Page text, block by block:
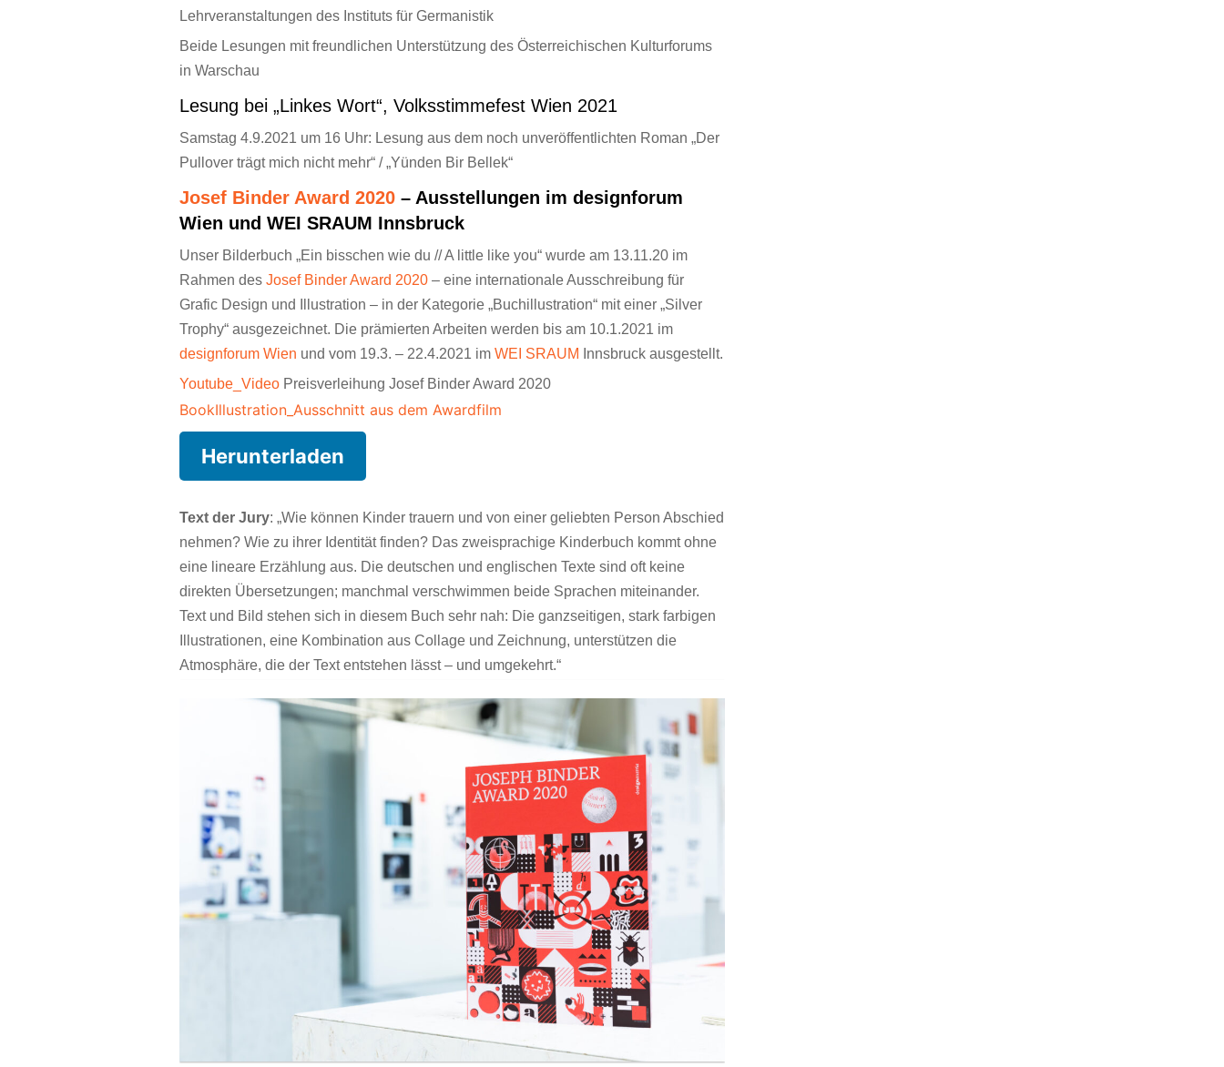
Lehrveranstaltungen des Instituts für Germanistik
Beide Lesungen mit freundlichen Unterstützung des Österreichischen Kulturforums
in Warschau
Lesung bei „Linkes Wort“, Volksstimmefest Wien 2021
Samstag 4.9.2021 um 16 Uhr: Lesung aus dem noch unveröffentlichten Roman „Der
Pullover trägt mich nicht mehr“ / „Yünden Bir Bellek“
Josef Binder Award 2020 – Ausstellungen im designforum
Wien und WEI SRAUM Innsbruck
Unser Bilderbuch „Ein bisschen wie du // A little like you“ wurde am 13.11.20 im
Rahmen des Josef Binder Award 2020 – eine internationale Ausschreibung für
Grafic Design und Illustration – in der Kategorie „Buchillustration“ mit einer „Silver
Trophy“ ausgezeichnet. Die prämierten Arbeiten werden bis am 10.1.2021 im
designforum Wien und vom 19.3. – 22.4.2021 im WEI SRAUM
Innsbruck ausgestellt.
Youtube_Video Preisverleihung Josef Binder Award 2020
BookIllustration_Ausschnitt aus dem Awardfilm
Herunterladen
Text der Jury: „Wie können Kinder trauern und von einer geliebten Person Abschied
nehmen? Wie zu ihrer Identität finden? Das zweisprachige Kinderbuch kommt ohne
eine lineare Erzählung aus. Die deutschen und englischen Texte sind oft keine
direkten Übersetzungen; manchmal verschwimmen beide Sprachen miteinander.
Text und Bild stehen sich in diesem Buch sehr nah: Die ganzseitigen, stark farbigen
Illustrationen, eine Kombination aus Collage und Zeichnung, unterstützen die
Atmosphäre, die der Text entstehen lässt – und umgekehrt.“